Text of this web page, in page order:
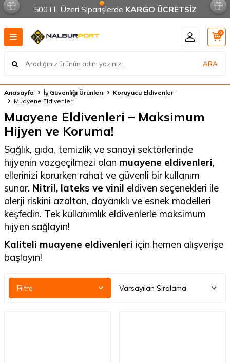
500TL Üzeri Siparişlerde KARGO ÜCRETSİZ
ARA
0
Anasayfa İş Güvenliği Ürünleri
Koruyucu Eldivenler
Muayene Eldivenleri
Muayene Eldivenleri – Maksimum
Hijyen ve Koruma!
Sağlık, gıda, temizlik ve sanayi sektörlerinde
hijyenin vazgeçilmezi olan muayene eldivenleri,
ellerinizi korurken rahat ve güvenli bir kullanım
sunar. Nitril, lateks ve vinil eldiven seçenekleri ile
alerji riskini azaltan, dayanıklı ve esnek modelleri
keşfedin. Tek kullanımlık eldivenlerle maksimum
hijyen sağlayın!
Kaliteli muayene eldivenleri için hemen alışverişe
başlayın!
Filtre